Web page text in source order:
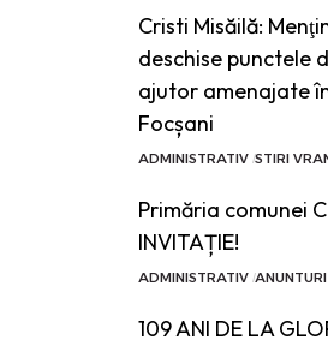
Cristi Misăilă:
deschise punctele
ajutor amenajate
Focșani
ADMINISTRATIV STIRI
Primăria comunei
INVITAȚIE!
ADMINISTRATIV ANUNTURI
109 ANI DE LA